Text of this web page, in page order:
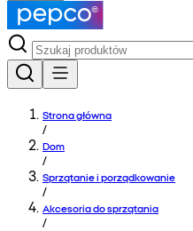
Strona główna
/
Dom
/
Sprzątanie i porządkowanie
/
Akcesoria do sprzątania
/